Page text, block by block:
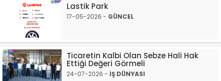
Lastik Park
17-05-2026 - GÜNCEL
Ticaretin Kalbi Olan Sebze Hali Hak
Ettiği Değeri Görmeli
24-07-2026 - İŞ DÜNYASI